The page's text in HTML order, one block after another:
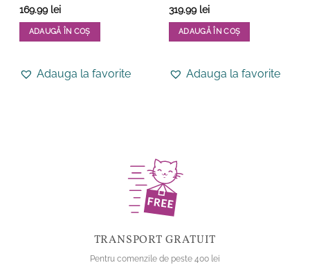
169.99 lei
ADAUGĂ ÎN COȘ
are Adauga la favorite
319.99 lei
ADAUGĂ ÎN COȘ
are
fi
alese
în
pagina
Adauga la favorite
TRANSPORT GRATUIT
Pentru comenzile de peste 400 lei